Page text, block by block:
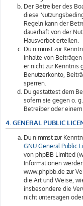
Der Betreiber des
diese
Regeln kann der
dauerhaft von der
Hausverbot erteilen.
Du nimmst zur
Inhalte von
er nicht zur Kenntnis
Benutzerkonto,
sperren.
Du gestattest dem
sofern sie gegen o.
Betreiber oder einem
4. GENERAL PUBLIC
Du nimmst zur
GNU General Public
von phpBB Limited
Informationen
www.phpbb.de zur
die Art und Weise,
insbesondere die
nicht untersagen